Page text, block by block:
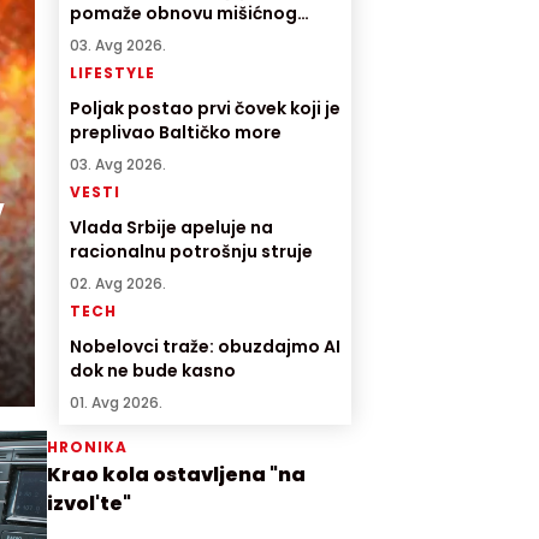
pomaže obnovu mišićnog
tkiva
03. Avg 2026.
LIFESTYLE
Poljak postao prvi čovek koji je
preplivao Baltičko more
03. Avg 2026.
VESTI
Vlada Srbije apeluje na
racionalnu potrošnju struje
02. Avg 2026.
TECH
Nobelovci traže: obuzdajmo AI
dok ne bude kasno
01. Avg 2026.
HRONIKA
Krao kola ostavljena "na
izvol'te"